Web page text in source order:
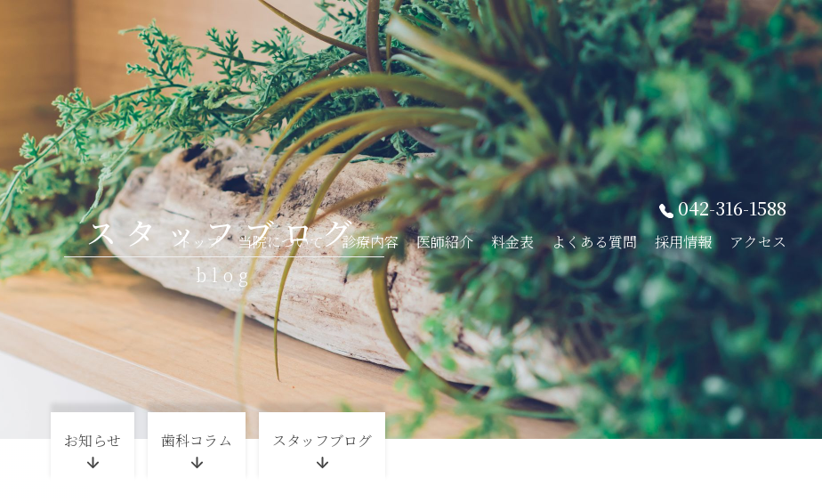
ちが大切にしている3つの診療基準 042-316-1588
トップ 当院について 診療内容 医師紹介 料金表 よくある質問 採用情報 アクセス
スタッフブログ
blog
お知らせ 歯科コラム スタッフブログ